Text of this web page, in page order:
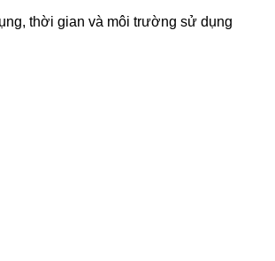
thời gian và môi trường sử dụng